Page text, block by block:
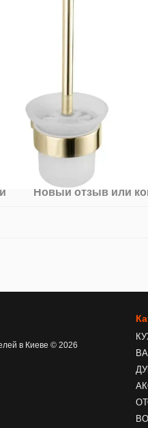
Новый отзыв или
в Киеве © 2026